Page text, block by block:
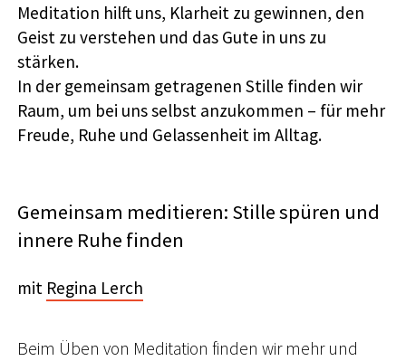
Meditation hilft uns, Klarheit zu gewinnen, den
Geist zu verstehen und das Gute in uns zu
stärken.
In der gemeinsam getragenen Stille finden wir
Raum, um bei uns selbst anzukommen – für mehr
Freude, Ruhe und Gelassenheit im Alltag.
Gemeinsam meditieren: Stille spüren und
innere Ruhe finden
mit Regina Lerch
Beim Üben von Meditation finden wir mehr und